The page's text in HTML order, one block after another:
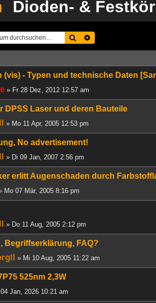
Dioden- &
Suche
(vis) - Typen und technische Daten
» Fr 28 Dez, 2012 12:57 am
DPSS Laser und deren Bauteile
» Mo 11 Apr, 2005 12:53 pm
No advertisement!
» Di 09 Jan, 2007 2:56 pm
erlitt Augenschaden durch
Mo 07 Mär, 2005 8:16 pm
» Do 11 Aug, 2005 2:12 pm
Begriffserklärung, FAQ?
» Mi 10 Aug, 2005 11:22 am
525nm 2,3W
Jan, 2026 10:21 am